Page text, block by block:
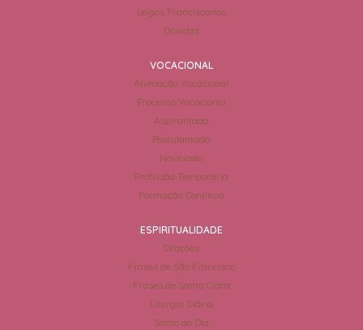
Leigos Franciscanos
Dúvidas
VOCACIONAL
Animação Vocacional
Processo Vocacional
Aspirantado
Postulantado
Noviciado
Profissão Temporária
Formação Contínua
ESPIRITUALIDADE
Orações
Frases de São Francisco
Frases de Santa Clara
Liturgia Diária
Santo do Dia